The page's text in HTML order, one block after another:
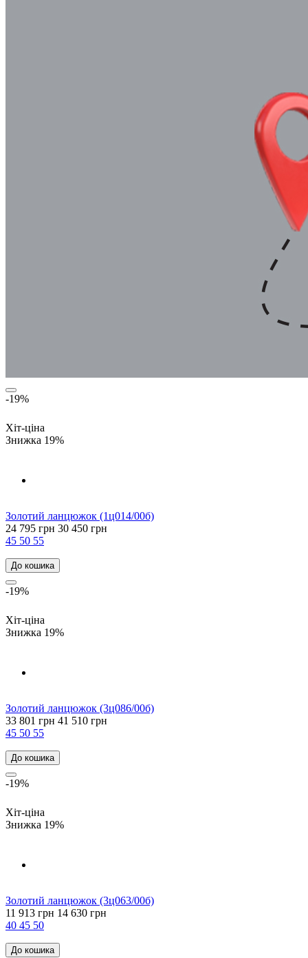
-19%
Хіт-ціна
Знижка 19%
Золотий ланцюжок (1ц014/00б)
24 795 грн 30 450 грн
45 50 55
До кошика
-19%
Хіт-ціна
Знижка 19%
Золотий ланцюжок (3ц086/00б)
33 801 грн 41 510 грн
45 50 55
До кошика
-19%
Хіт-ціна
Знижка 19%
Золотий ланцюжок (3ц063/00б)
11 913 грн 14 630 грн
40 45 50
До кошика